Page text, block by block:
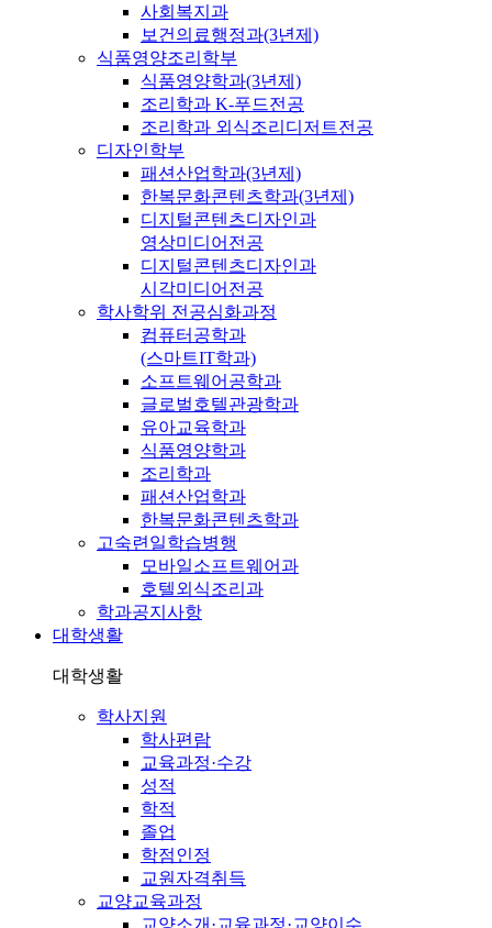
사회복지과
보건의료행정과(3년제)
식품영양조리학부
식품영양학과(3년제)
조리학과 K-푸드전공
조리학과 외식조리디저트전공
디자인학부
패션산업학과(3년제)
한복문화콘텐츠학과(3년제)
디지털콘텐츠디자인과
영상미디어전공
디지털콘텐츠디자인과
시각미디어전공
학사학위 전공심화과정
컴퓨터공학과
(스마트IT학과)
소프트웨어공학과
글로벌호텔관광학과
유아교육학과
식품영양학과
조리학과
패션산업학과
한복문화콘텐츠학과
고숙련일학습병행
모바일소프트웨어과
호텔외식조리과
학과공지사항
대학생활
대학생활
학사지원
학사편람
교육과정·수강
성적
학적
졸업
학점인정
교원자격취득
교양교육과정
교양소개·교육과정·교양이수